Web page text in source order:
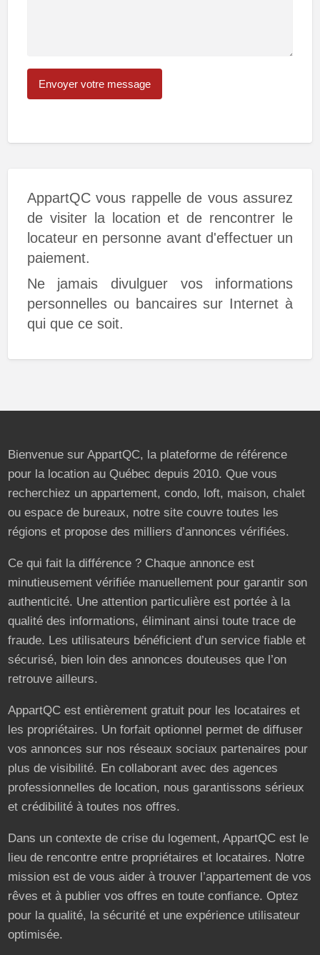
AppartQC vous rappelle de vous assurez
de visiter la location et de rencontrer le
locateur en personne avant d'effectuer un
paiement.
Ne jamais divulguer vos informations
personnelles ou bancaires sur Internet à
qui que ce soit.
Bienvenue sur AppartQC, la plateforme de référence
pour la location au Québec depuis 2010. Que vous
recherchiez un appartement, condo, loft, maison, chalet
ou espace de bureaux, notre site couvre toutes les
régions et propose des milliers d’annonces vérifiées.
Ce qui fait la différence ? Chaque annonce est
minutieusement vérifiée manuellement pour garantir son
authenticité. Une attention particulière est portée à la
qualité des informations, éliminant ainsi toute trace de
fraude. Les utilisateurs bénéficient d’un service fiable et
sécurisé, bien loin des annonces douteuses que l’on
retrouve ailleurs.
AppartQC est entièrement gratuit pour les locataires et
les propriétaires. Un forfait optionnel permet de diffuser
vos annonces sur nos réseaux sociaux partenaires pour
plus de visibilité. En collaborant avec des agences
professionnelles de location, nous garantissons sérieux
et crédibilité à toutes nos offres.
Dans un contexte de crise du logement, AppartQC est le
lieu de rencontre entre propriétaires et locataires. Notre
mission est de vous aider à trouver l’appartement de vos
rêves et à publier vos offres en toute confiance. Optez
pour la qualité, la sécurité et une expérience utilisateur
optimisée.